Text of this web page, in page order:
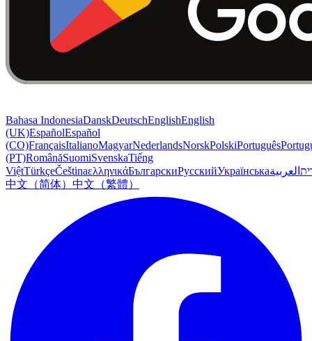
Bahasa IndonesiaDanskDeutschEnglishEnglish
(UK)EspañolEspañol
(CO)FrançaisItalianoMagyarNederlandsNorskPolskiPortuguês
(PT)RomânăSuomiSvenskaTiếng
ViệtTürkçeČeštinaελληνικάБългарскиРусскийУкраїнськаالعربية
中文（简体） 中文（繁體）